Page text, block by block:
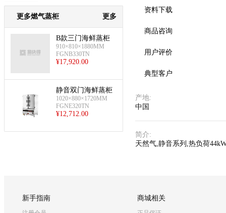
更多燃气蒸柜 更多
B款三门海鲜蒸柜
910×810×1880MM
FGNB330TN
¥17,920.00
静音双门海鲜蒸柜
1020×880×1720MM
FGNE320TN
¥12,712.00
资料下载
商品咨询
用户评价
典型客户
产地:
中国
简介:
天然气,静音系列,热负荷
新手指南 商城相关